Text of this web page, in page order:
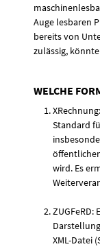
Auge lesbaren
bereits von
zulässig,
WELCHE
Standard
wird. Es
ZUGFeRD:
XML-Datei